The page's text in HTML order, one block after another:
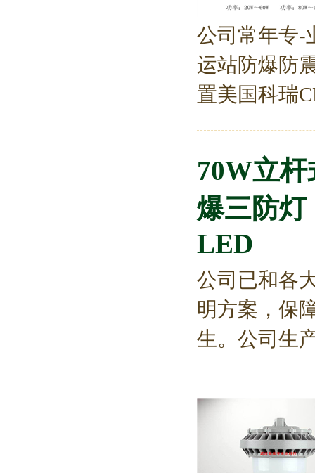
公司常年专-
运站防爆防
置美国科瑞
70W立
爆三防灯
LED
公司已和各
明方案，保
生。公司生